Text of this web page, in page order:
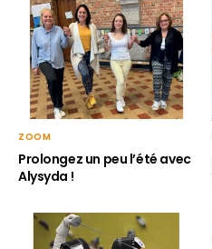
ZOOM
Prolongez un peu l’été avec
Alysyda !